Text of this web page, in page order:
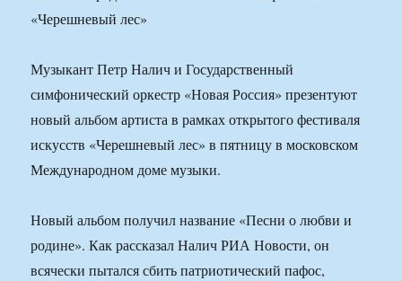
Музыкант Петр Налич и Государственный
симфонический оркестр «Новая Россия» презентуют
новый альбом артиста в рамках открытого фестиваля
искусств «Черешневый лес» в пятницу в московском
Международном доме музыки.
Новый альбом получил название «Песни о любви и
родине». Как рассказал Налич РИА Новости, он
всячески пытался сбить патриотический пафос,